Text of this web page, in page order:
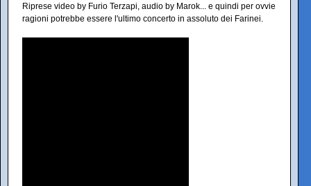
Riprese video by Furio Terzapi, audio by Marok... e quindi per ovvie
ragioni potrebbe essere l'ultimo concerto in assoluto dei Farinei.